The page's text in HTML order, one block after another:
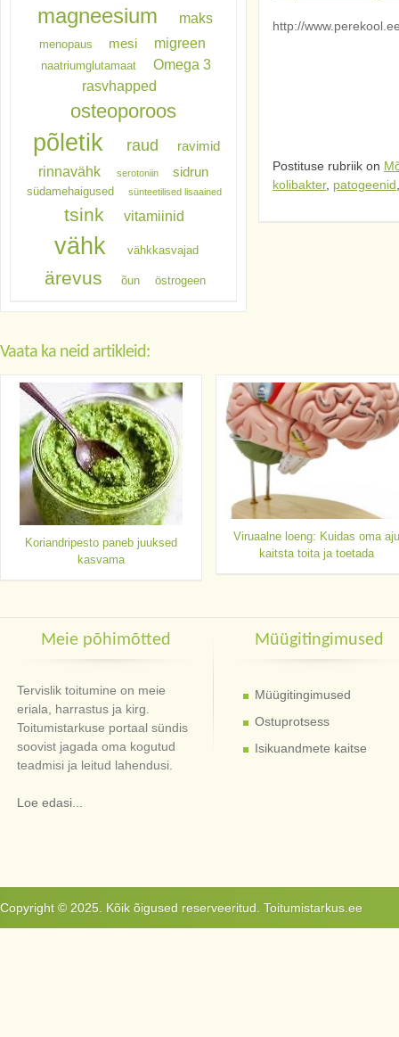
http://
Postituse rubriik on
kolibakter, patogeenid
magneesium maks
menopaus mesi migreen
naatriumglutamaat
Omega 3
rasvhapped
osteoporoos
põletik raud ravimid
rinnavähk serotoniin sidrun
südamehaigused sünteetilised lisaained
tsink vitamiinid
vähk vähkkasvajad
ärevus õun östrogeen
Vaata ka neid artikleid:
Koriandripesto paneb juuksed
kasvama
Viruaalne loeng: Kuidas oma aju
kaitsta toita ja toetada
Meie põhimõtted
Tervislik toitumine on meie
eriala, harrastus ja kirg.
Toitumistarkuse portaal sündis
soovist jagada oma kogutud
teadmisi ja leitud lahendusi.
Loe edasi...
Müügitingimused
Müügitingimused
Ostuprotsess
Isikuandmete kaitse
Copyright © 2025. Kõik õigused reserveeritud. Toitumistarkus.ee